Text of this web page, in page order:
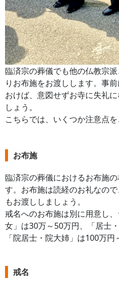
臨済宗の葬儀でも他の仏教宗
りお布施をお渡しします。事
おけば、意図せずお寺に失礼
しょう。
こちらでは、いくつか注意点を
お布施
臨済宗の葬儀におけるお布施
す。お布施は読経のお礼なの
もお渡ししましょう。
戒名へのお布施は別に用意し
女」は30万～50万円、「居士
「院居士・院大姉」は100万円
戒名